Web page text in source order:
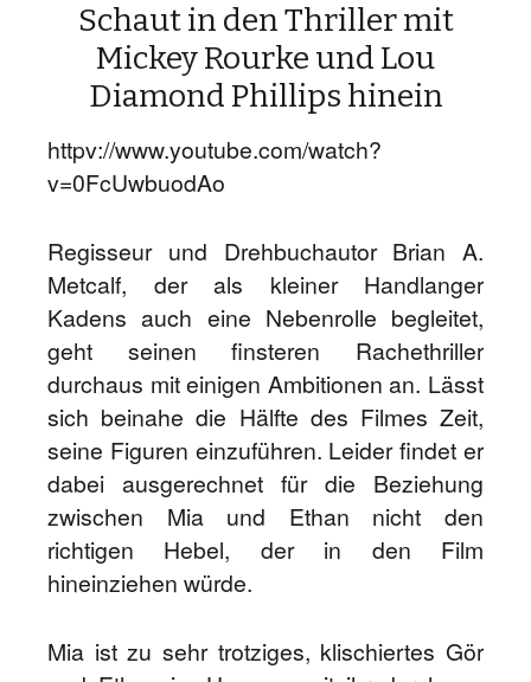
Schaut in den Thriller mit
Mickey Rourke und Lou
Diamond Phillips hinein
httpv://www.youtube.com/watch?
v=0FcUwbuodAo
Regisseur und Drehbuchautor Brian A.
Metcalf, der als kleiner Handlanger
Kadens auch eine Nebenrolle begleitet,
geht seinen finsteren Rachethriller
durchaus mit einigen Ambitionen an. Lässt
sich beinahe die Hälfte des Filmes Zeit,
seine Figuren einzuführen. Leider findet er
dabei ausgerechnet für die Beziehung
zwischen Mia und Ethan nicht den
richtigen Hebel, der in den Film
hineinziehen würde.
Mia ist zu sehr trotziges, klischiertes Gör